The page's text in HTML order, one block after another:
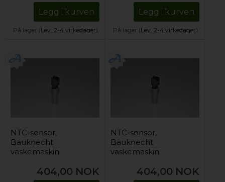
Legg i kurven
På lager (Lev. 2-4 virkedager).
Legg i kurven
På lager (Lev. 2-4 virkedager).
NTC-sensor,
Bauknecht
vaskemaskin
404,00 NOK
NTC-sensor,
Bauknecht
vaskemaskin
404,00 NOK